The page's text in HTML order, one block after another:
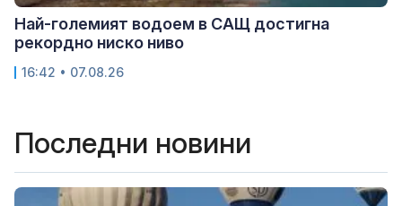
Най-големият водоем в САЩ достигна
рекордно ниско ниво
16:42 • 07.08.26
Последни новини